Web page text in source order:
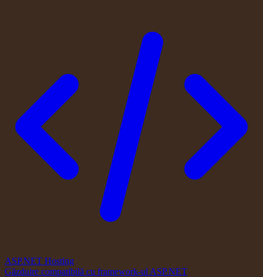
ASP.NET Hosting
Găzduire compatibilă cu framework-ul ASP.NET